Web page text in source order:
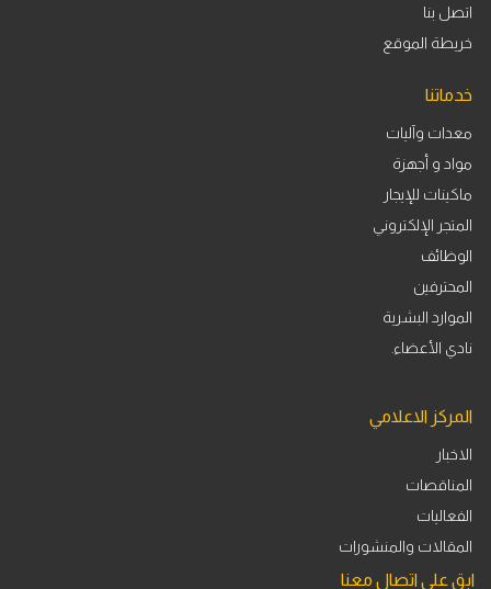
اتصل بنا
خريطة الموقع
خدماتنا
معدات وآليات
مواد و أجهزة
ماكينات للإيجار
المتجر الإلكتروني
الوظائف
المحترفين
الموارد البشرية
نادي الأعضاء.
المركز الاعلامي
الاخبار
المناقصات
الفعاليات
المقالات والمنشورات
ابق على اتصال معنا